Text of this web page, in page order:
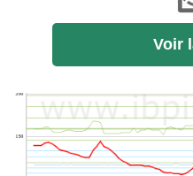
Voir